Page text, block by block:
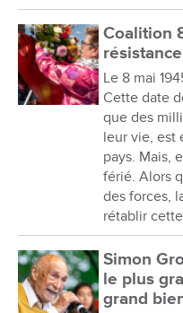
Coalition
Le 8 mai
Cette date
que des
leur vie, est
pays. Mais,
férié. Alors
des forces,
rétablir
Simon
le plus
grand